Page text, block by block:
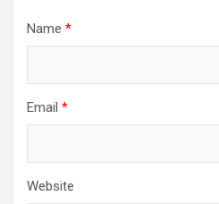
Name *
Email *
Website